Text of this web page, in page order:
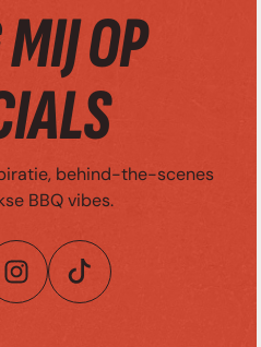
OP
behind-the-scenes
BBQ vibes.